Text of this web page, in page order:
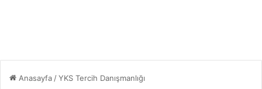
Anasayfa /YKS Tercih Danışmanlığı